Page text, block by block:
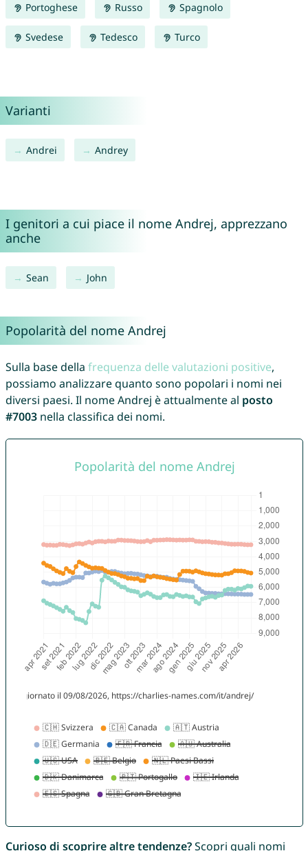
Portoghese Russo Spagnolo
Svedese Tedesco Turco
Varianti
Andrei Andrey
I genitori a cui piace il nome Andrej, apprezzano
anche
Sean John
Popolarità del nome Andrej
Sulla base della frequenza delle valutazioni positive,
possiamo analizzare quanto sono popolari i nomi nei
diversi paesi. Il nome Andrej è attualmente al posto
#7003nella classifica dei nomi.
Curioso di scoprire altre tendenze?Scopri quali nomi